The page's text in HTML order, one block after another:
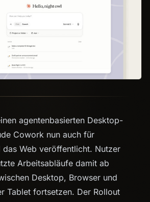
agentenbasierten Desktop-
Cowork nun auch für
das Web veröffentlicht. Nutzer
Arbeitsabläufe damit ab
Desktop, Browser und
Tablet fortsetzen. Der Rollout